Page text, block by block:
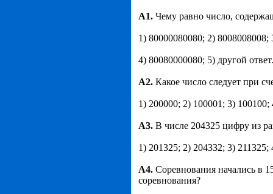
A1. Чему равно число,
1) 80000080080; 2) 8008008008;
4) 80080000080; 5) другой ответ.
A2. Какое число следует при
1) 200000; 2) 100001; 3) 100100;
A3. В числе 204325 цифру из
1) 201325; 2) 204332; 3) 211325;
A4. Соревнования начались в
соревнования?